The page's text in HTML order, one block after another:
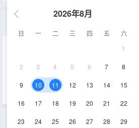
2026年8月
日 一 二 三 四 五
六
1
2 3 4 5 6 7 8
9 10 11 12 13 14 15
16 17 18 19 20 21 22
23 24 25 26 27 28 29
高級雙床房